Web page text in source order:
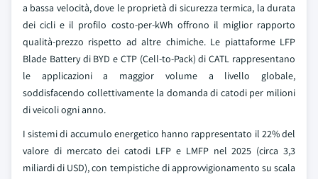
a bassa velocità, dove le proprietà di sicurezza termica, la durata
dei cicli e il profilo costo-per-kWh offrono il miglior rapporto
qualità-prezzo rispetto ad altre chimiche. Le piattaforme LFP
Blade Battery di BYD e CTP (Cell-to-Pack) di CATL rappresentano
le applicazioni a maggior volume a livello globale,
soddisfacendo collettivamente la domanda di catodi per milioni
di veicoli ogni anno.
I sistemi di accumulo energetico hanno rappresentato il 22% del
valore di mercato dei catodi LFP e LMFP nel 2025 (circa 3,3
miliardi di USD), con tempistiche di approvvigionamento su scala